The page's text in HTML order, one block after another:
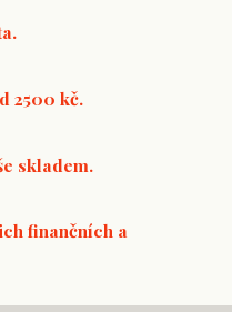
2500 kč.
skladem.
finančních a